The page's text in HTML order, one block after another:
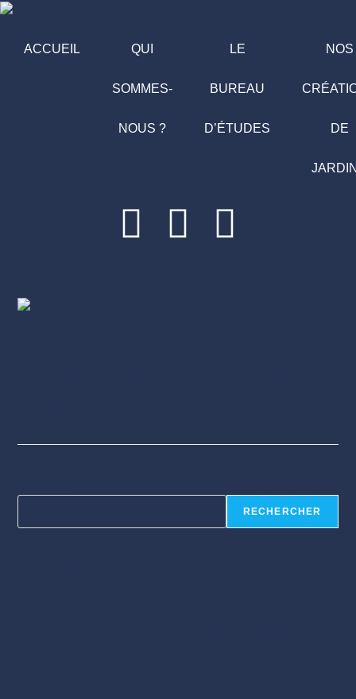
ACCUEIL QUI
SOMMES-
NOUS ?
LE
BUREAU
D’ÉTUDES
NOS
DE
RECHERCHER